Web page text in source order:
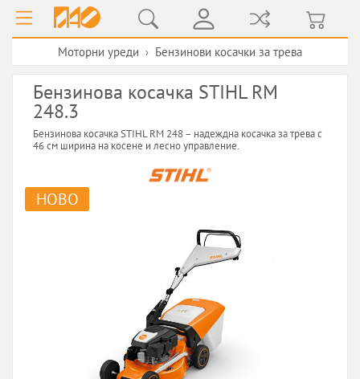
Моторни уреди › Бензинови косачки за трева
Бензинова косачка STIHL RM
248.3
Бензинова косачка STIHL RM 248 – надеждна косачка за трева с
46 см ширина на косене и лесно управление.
НОВО